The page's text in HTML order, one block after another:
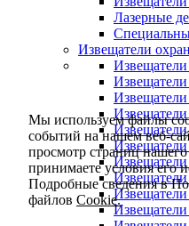
Лазерные
Извещатели
Извещатели
Мы используем файлы
событий на нашем веб-
просмотр страниц
принимаете условия его
Подробные сведения в
файловCookie.